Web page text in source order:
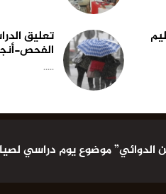
تعليق
الفحص-
.....
الدوائي” موضوع يوم دراسي